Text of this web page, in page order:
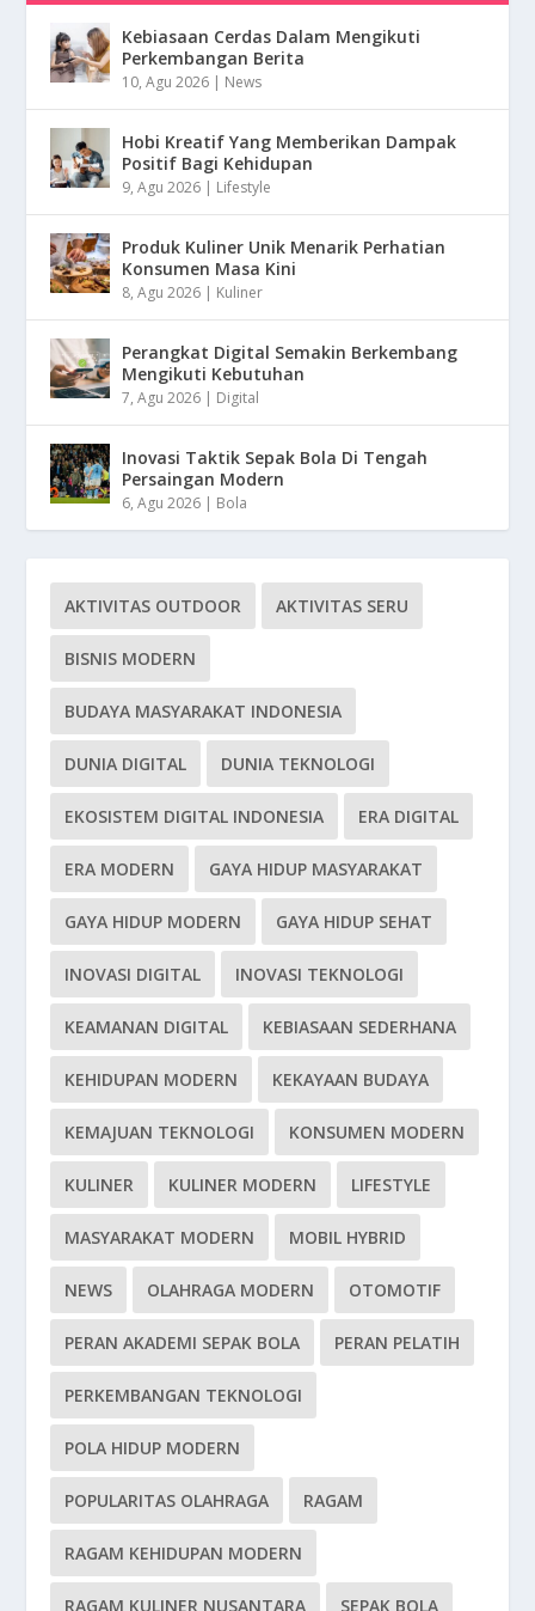
Kebiasaan Cerdas Dalam Mengikuti
Perkembangan Berita
10, Agu 2026 | News
Hobi Kreatif Yang Memberikan Dampak
Positif Bagi Kehidupan
9, Agu 2026 | Lifestyle
Produk Kuliner Unik Menarik Perhatian
Konsumen Masa Kini
8, Agu 2026 | Kuliner
Perangkat Digital Semakin Berkembang
Mengikuti Kebutuhan
7, Agu 2026 | Digital
Inovasi Taktik Sepak Bola Di Tengah
Persaingan Modern
6, Agu 2026 | Bola
AKTIVITAS OUTDOOR AKTIVITAS SERU
BISNIS MODERN
BUDAYA MASYARAKAT INDONESIA
DUNIA DIGITAL DUNIA TEKNOLOGI
EKOSISTEM DIGITAL INDONESIA ERA DIGITAL
ERA MODERN GAYA HIDUP MASYARAKAT
GAYA HIDUP MODERN GAYA HIDUP SEHAT
INOVASI DIGITAL INOVASI TEKNOLOGI
KEAMANAN DIGITAL KEBIASAAN SEDERHANA
KEHIDUPAN MODERN KEKAYAAN BUDAYA
KEMAJUAN TEKNOLOGI KONSUMEN MODERN
KULINER KULINER MODERN LIFESTYLE
MASYARAKAT MODERN MOBIL HYBRID
NEWS OLAHRAGA MODERN OTOMOTIF
PERAN AKADEMI SEPAK BOLA PERAN PELATIH
PERKEMBANGAN TEKNOLOGI
POLA HIDUP MODERN
POPULARITAS OLAHRAGA RAGAM
RAGAM KEHIDUPAN MODERN
RAGAM KULINER NUSANTARA SEPAK BOLA